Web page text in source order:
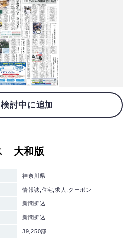
検討中に追加
大和版
神奈川県
情報誌,住宅,求人,クーポン
新聞折込
新聞折込
39,250部